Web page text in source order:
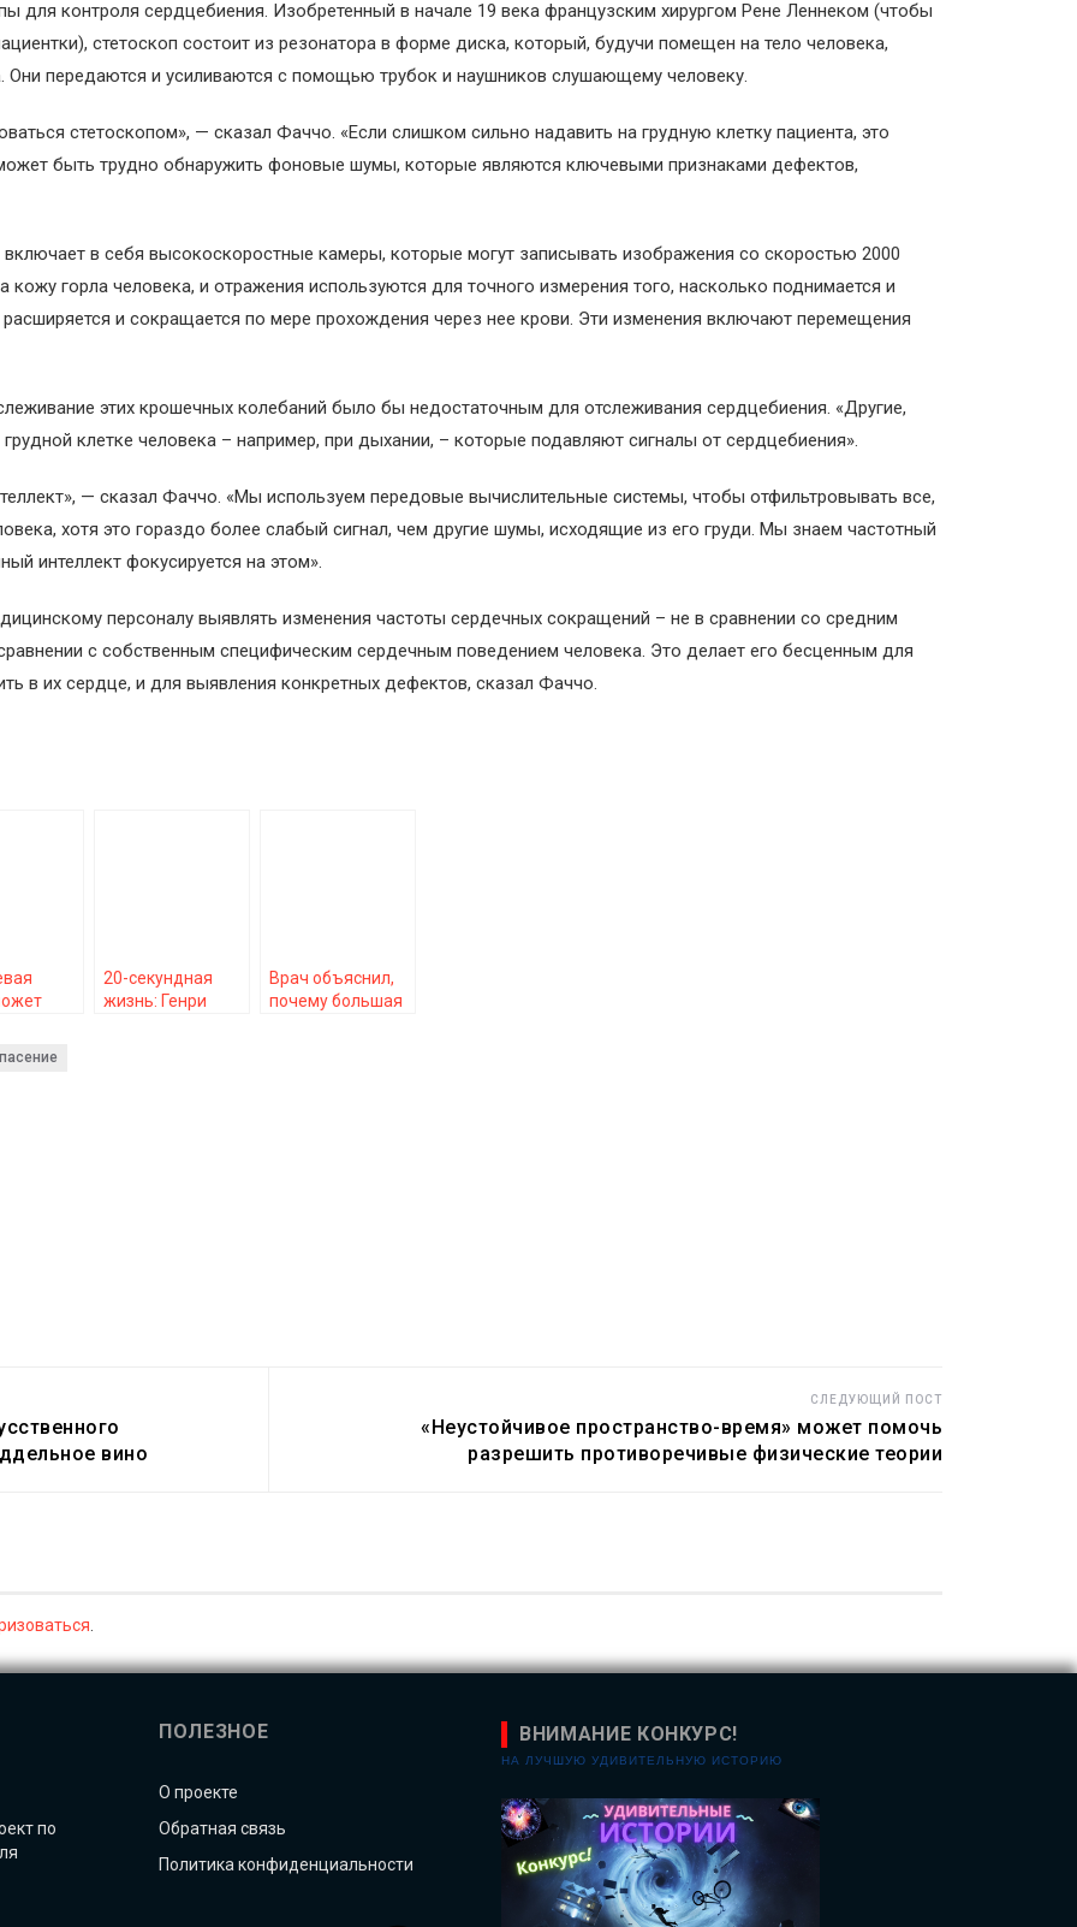
для контроля сердцебиения. Изобретенный в начале 19 века французским хирургом Рене Леннеком (чтобы
стетоскоп состоит из резонатора в форме диска, который, будучи помещен на тело человека,
Они передаются и усиливаются с помощью трубок и наушников слушающему человеку.
стетоскопом», — сказал Фаччо. «Если слишком сильно надавить на грудную клетку пациента, это
быть трудно обнаружить фоновые шумы, которые являются ключевыми признаками дефектов,
в себя высокоскоростные камеры, которые могут записывать изображения со скоростью 2000
кожу горла человека, и отражения используются для точного измерения того, насколько поднимается и
расширяется и сокращается по мере прохождения через нее крови. Эти изменения включают перемещения
этих крошечных колебаний было бы недостаточным для отслеживания сердцебиения. «Другие,
клетке человека – например, при дыхании, – которые подавляют сигналы от сердцебиения».
— сказал Фаччо. «Мы используем передовые вычислительные системы, чтобы отфильтровывать все,
хотя это гораздо более слабый сигнал, чем другие шумы, исходящие из его груди. Мы знаем частотный
интеллект фокусируется на этом».
персоналу выявлять изменения частоты сердечных сокращений – не в сравнении со средним
с собственным специфическим сердечным поведением человека. Это делает его бесценным для
в их сердце, и для выявления конкретных дефектов, сказал Фаччо.
20-секундная
жизнь: Генри
Врач объяснил,
почему большая
вино
СЛЕДУЮЩИЙ ПОСТ
«Неустойчивое пространство-время» может помочь
разрешить противоречивые физические теории
по
ПОЛЕЗНОЕ
О проекте
Обратная связь
Политика конфиденциальности
ВНИМАНИЕ КОНКУРС!
НА ЛУЧШУЮ УДИВИТЕЛЬНУЮ ИСТОРИЮ